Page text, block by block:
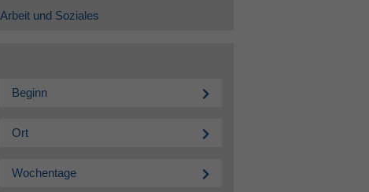
Arbeit und Soziales
Beginn
Ort
Wochentage